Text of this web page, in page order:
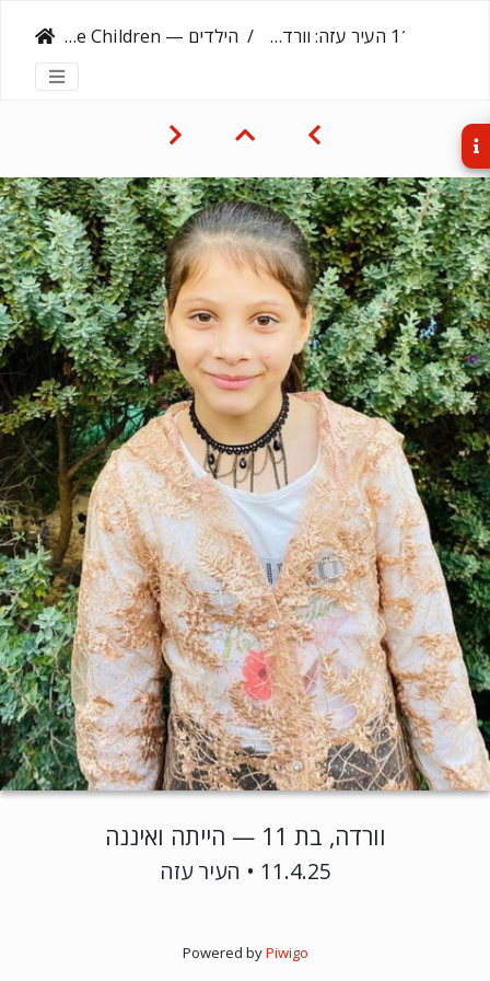
הילדים — The Children ‎11.4.25‏ העיר עזה: וורדה, בת 11
וורדה, בת 11 — הייתה ואיננה
11.4.25 • העיר עזה
Powered byPiwigo